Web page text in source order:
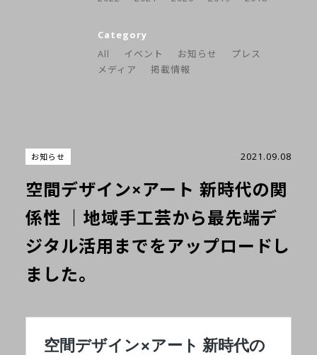
Category
All
イベント お知らせ
プレス
メディア
掲載情報
お知らせ 2021.09.08
空間デザイン×アート 新時代の関
係性 ｜地域手工芸から最先端デ
ジタル活用までをアップロードし
ました。